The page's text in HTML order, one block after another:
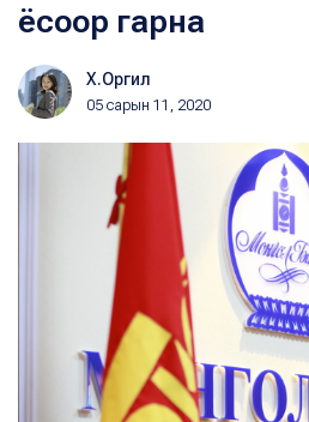
ёсоор гарна
Х.Оргил
05 сарын 11, 2020